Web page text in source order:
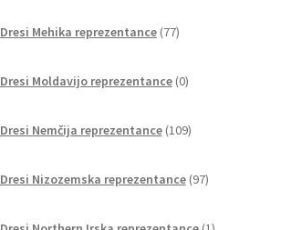
Dresi Mehika reprezentance 77izdelkov
Dresi Moldavijo reprezentance 0izdelkov
Dresi Nemčija reprezentance 109izdelkov
Dresi Nizozemska reprezentance 97izdelkov